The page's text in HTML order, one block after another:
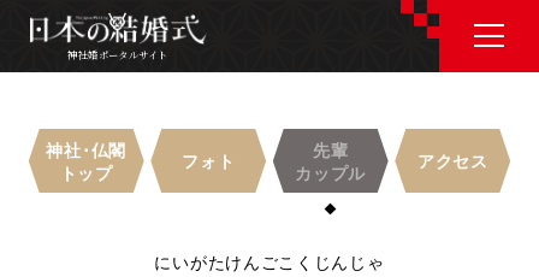
神社婚ポータルサイト
E N
神社婚ポータルサイト
神社･仏閣
トップ
フォト
先輩
カップル
アクセス
にいがたけんごこくじんじゃ